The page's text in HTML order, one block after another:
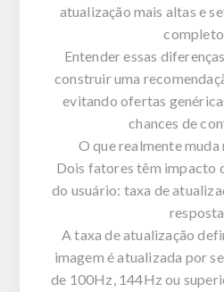
atualização mais altas e
Entender essas
construir uma
evitando ofertas
chances de
O que realmente muda
Dois fatores têm impacto
do usuário: taxa de
A taxa de atualização
imagem é atualizada por
de 100Hz, 144Hz ou